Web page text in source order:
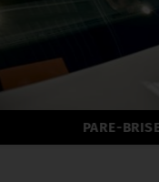
PARE-BRISE